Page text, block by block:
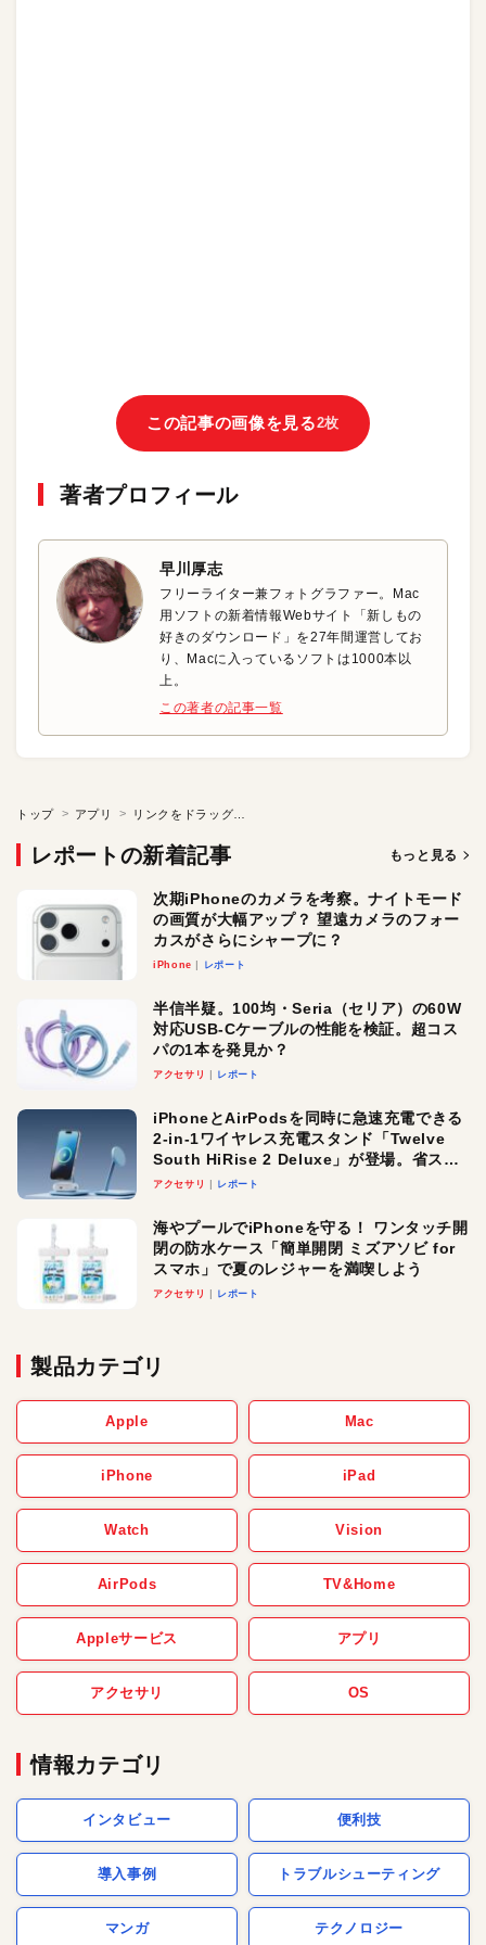
この記事の画像を見る2枚
著者プロフィール
早川厚志
フリーライター兼フォトグラファー。Mac
用ソフトの新着情報Webサイト「新しもの
好きのダウンロード」を27年間運営してお
り、Macに入っているソフトは1000本以
上。
この著者の記事一覧
トップ アプリ
レポートの新着記事 もっと見る
次期iPhoneのカメラを考察。ナイトモード
の画質が大幅アップ？ 望遠カメラのフォー
カスがさらにシャープに？
iPhone レポート
半信半疑。100均・Seria（セリア）の60W
対応USB-Cケーブルの性能を検証。超コス
パの1本を発見か？
アクセサリ レポート
iPhoneとAirPodsを同時に急速充電できる
2-in-1ワイヤレス充電スタンド「Twelve
South HiRise 2 Deluxe」が登場。省スペ
ースでおしゃれに充電したい人にオスス
アクセサリ レポート
海やプールでiPhoneを守る！ ワンタッチ開
閉の防水ケース「簡単開閉 ミズアソビ for
スマホ」で夏のレジャーを満喫しよう
アクセサリ レポート
製品カテゴリ
Apple Mac
iPhone iPad
Watch Vision
AirPods TV&Home
Appleサービス アプリ
アクセサリ OS
情報カテゴリ
インタビュー 便利技
導入事例 トラブルシューティング
マンガ テクノロジー